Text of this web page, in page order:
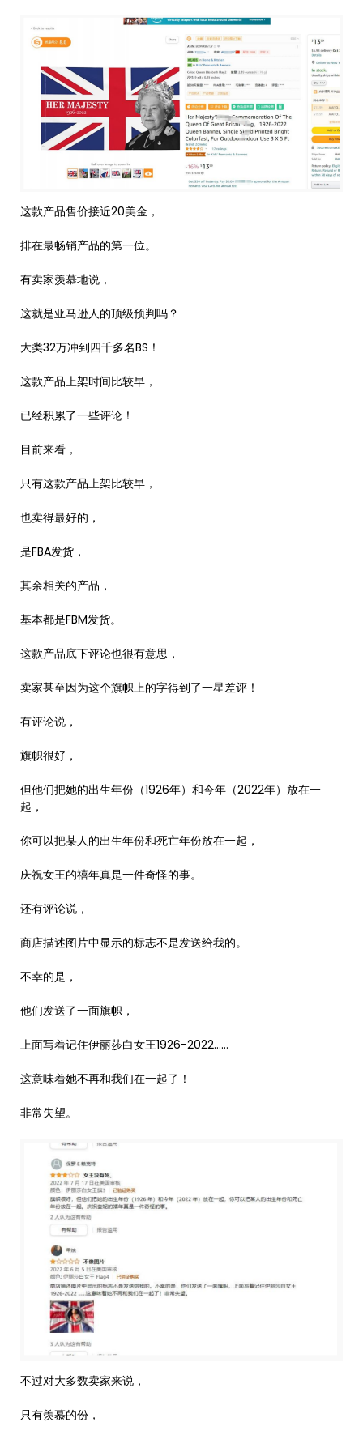
这款产品售价接近20美金，
排在最畅销产品的第一位。
有卖家羡慕地说，
这就是亚马逊人的顶级预判吗？
大类32万冲到四千多名BS！
这款产品上架时间比较早，
已经积累了一些评论！
目前来看，
只有这款产品上架比较早，
也卖得最好的，
是FBA发货，
其余相关的产品，
基本都是FBM发货。
这款产品底下评论也很有意思，
卖家甚至因为这个旗帜上的字得到了一星差评！
有评论说，
旗帜很好，
但他们把她的出生年份（1926年）和今年（2022年）放在一
起，
你可以把某人的出生年份和死亡年份放在一起，
庆祝女王的禧年真是一件奇怪的事。
还有评论说，
商店描述图片中显示的标志不是发送给我的。
不幸的是，
他们发送了一面旗帜，
上面写着记住伊丽莎白女王1926-2022……
这意味着她不再和我们在一起了！
非常失望。
不过对大多数卖家来说，
只有羡慕的份，